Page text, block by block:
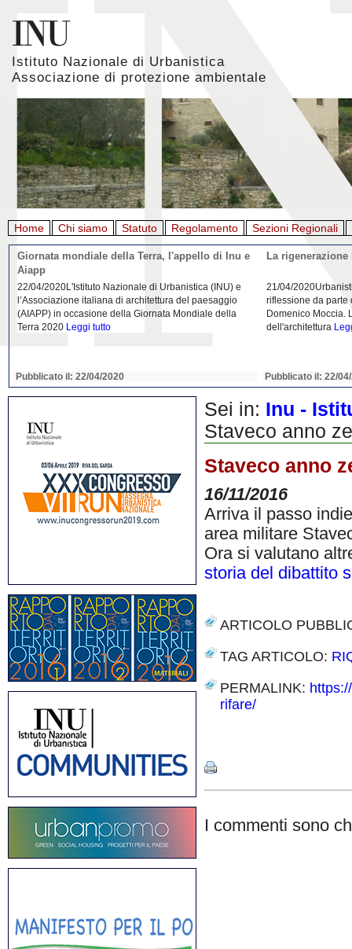
Istituto Nazionale di Urbanistica
Associazione di protezione ambientale
Home Chi siamo Statuto Regolamento Sezioni Regionali
Giornata mondiale della Terra, l'appello di Inu e
Aiapp
22/04/2020L'Istituto Nazionale di Urbanistica (INU) e
l’Associazione italiana di architettura del paesaggio
(AIAPP) in occasione della Giornata Mondiale della
Terra 2020 Leggi tutto
Pubblicato il: 22/04/2020
La
21/04/
riflessione da parte
Domenico Moccia.
dell'architettura
Pubblicato il: 22/
Sei in: Inu -
Staveco anno
Staveco anno
16/11/2016
Arriva il passo
area militare
Ora si valutano
storia del dibattito
ARTICOLO
TAG ARTICOLO:
PERMALINK:
rifare/
I commenti sono